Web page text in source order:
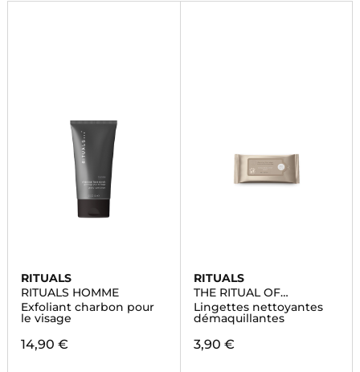
RITUALS
RITUALS HOMME
Exfoliant charbon pour
le visage
14,90 €
RITUALS
THE RITUAL OF
NAMASTE
Lingettes nettoyantes
démaquillantes
3,90 €